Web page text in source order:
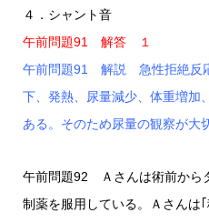
４．シャント音
午前問題91 解答 １
午前問題91 解説 急性拒絶反
下、発熱、尿量減少、体重増加
ある。そのため尿量の観察が大
午前問題92 Ａさんは術前から
制薬を服用している。Ａさんは